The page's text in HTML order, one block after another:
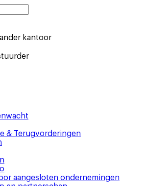
kantoor
& Terugvorderingen
aangesloten ondernemingen